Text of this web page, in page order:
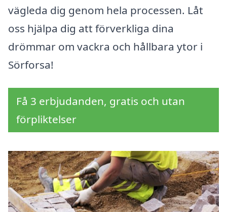
vägleda dig genom hela processen. Låt
oss hjälpa dig att förverkliga dina
drömmar om vackra och hållbara ytor i
Sörforsa!
Få 3 erbjudanden, gratis och utan
förpliktelser